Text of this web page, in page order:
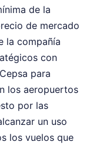
de la
de mercado
la compañía
con
para
los aeropuertos
por las
un uso
los vuelos que